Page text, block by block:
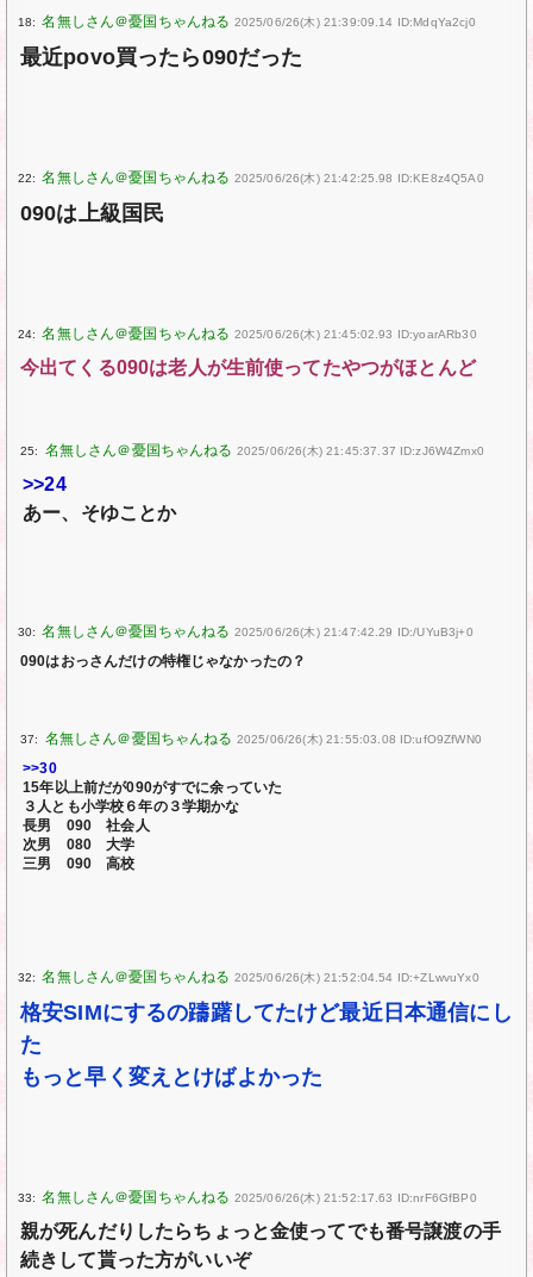
18: 2025/06/26(木) 21:39:09.14 ID:MdqYa2cj0
最近povo買ったら090だった
22: 2025/06/26(木) 21:42:25.98 ID:KE8z4Q5A0
090は上級国民
24: 2025/06/26(木) 21:45:02.93 ID:yoarARb30
今出てくる090は老人が生前使ってたやつがほとんど
25: 2025/06/26(木) 21:45:37.37 ID:zJ6W4Zmx0
>>24
あー、そゆことか
30: 2025/06/26(木) 21:47:42.29 ID:/UYuB3j+0
090はおっさんだけの特権じゃなかったの？
37: 2025/06/26(木) 21:55:03.08 ID:ufO9ZfWN0
>>30
15年以上前だが090がすでに余っていた
３人とも小学校６年の３学期かな
長男 090 社会人
次男 080 大学
三男 090 高校
32: 2025/06/26(木) 21:52:04.54 ID:+ZLwvuYx0
格安SIMにするの躊躇してたけど最近日本通信にし
た
もっと早く変えとけばよかった
33: 2025/06/26(木) 21:52:17.63 ID:nrF6GfBP0
親が死んだりしたらちょっと金使ってでも番号譲渡の手
続きして貰った方がいいぞ